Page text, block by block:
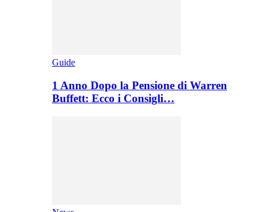
Guide
1 Anno Dopo la Pensione di Warren
Buffett: Ecco i Consigli…